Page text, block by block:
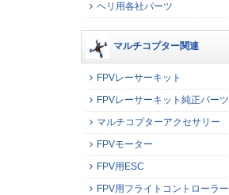
ヘリ用各社パーツ
マルチコプター関連
FPVレーサーキット
FPVレーサーキット純正パーツ
マルチコプターアクセサリー
FPVモーター
FPV用ESC
FPV用フライトコントローラー